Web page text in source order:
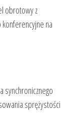
obrotowy z
konferencyjne na
synchronicznego
sprężystości